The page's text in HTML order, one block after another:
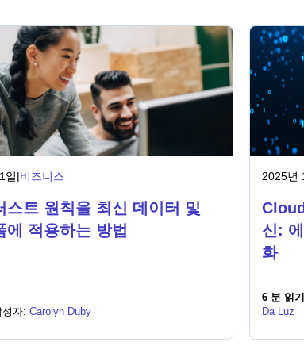
일|비즈니스
스트 원칙을 최신 데이터 및
에 적용하는 방법
성자: Carolyn Duby
2025년
신:
화
6 분 읽
Da Luz